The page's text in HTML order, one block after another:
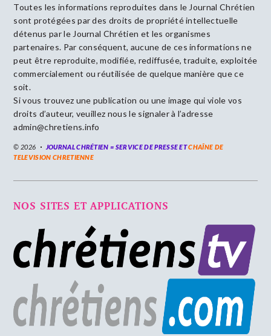
Toutes les informations reproduites dans le Journal Chrétien
sont protégées par des droits de propriété intellectuelle
détenus par le Journal Chrétien et les organismes
partenaires. Par conséquent, aucune de ces informations ne
peut être reproduite, modifiée, rediffusée, traduite, exploitée
commercialement ou réutilisée de quelque manière que ce
soit.
Si vous trouvez une publication ou une image qui viole vos
droits d’auteur, veuillez nous le signaler à l’adresse
admin@chretiens.info
© 2026 JOURNAL CHRÉTIEN = SERVICE DE PRESSE ETCHAÎNE DE
TELEVISION CHRETIENNE
NOS SITES ET APPLICATIONS